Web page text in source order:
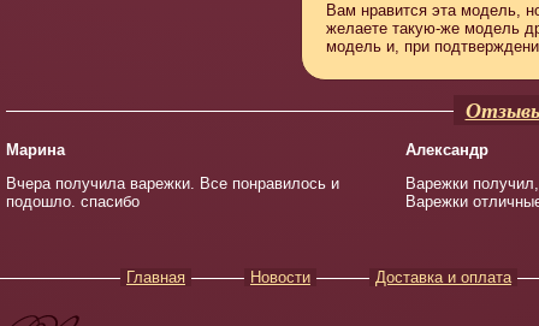
Вам нравится эта модель,
желаете такую-же модель
модель и, при
Марина
Вчера получила варежки. Все понравилось и
подошло. спасибо
Александр
Варежки
Варежки
Главная Новости Доставка и оплата